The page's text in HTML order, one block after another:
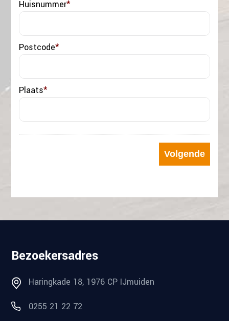
Huisnummer*
Postcode*
Plaats*
Bezoekersadres
Haringkade 18, 1976 CP IJmuiden
0255 21 22 72